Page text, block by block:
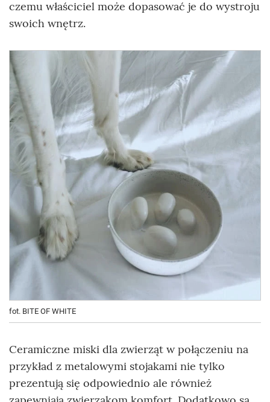
czemu właściciel może dopasować je do wystroju
swoich wnętrz.
fot. BITE OF WHITE
Ceramiczne miski dla zwierząt w połączeniu na
przykład z metalowymi stojakami nie tylko
prezentują się odpowiednio ale również